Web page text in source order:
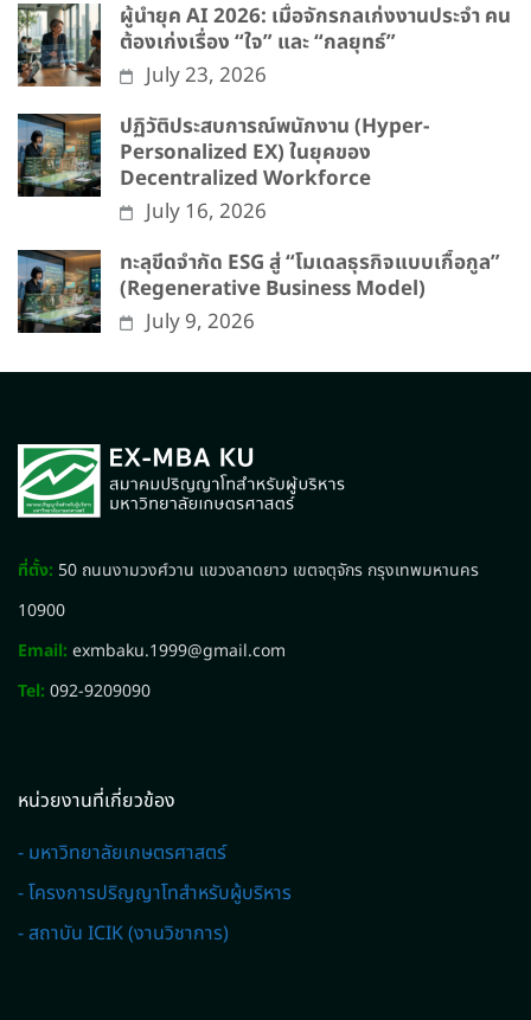
ผู้นำยุค AI 2026: เมื่อจักรกลเก่งงานประจำ คน
ต้องเก่งเรื่อง “ใจ” และ “กลยุทธ์”
July 23, 2026
ปฏิวัติประสบการณ์พนักงาน (Hyper-
Personalized EX) ในยุคของ
Decentralized Workforce
July 16, 2026
ทะลุขีดจำกัด ESG สู่ “โมเดลธุรกิจแบบเกื้อกูล”
(Regenerative Business Model)
July 9, 2026
ที่ตั้ง: 50 ถนนงามวงศ์วาน แขวงลาดยาว เขตจตุจักร กรุงเทพมหานคร
10900
Email: exmbaku.1999@gmail.com
Tel: 092-9209090
หน่วยงานที่เกี่ยวข้อง
- มหาวิทยาลัยเกษตรศาสตร์
- โครงการปริญญาโทสำหรับผู้บริหาร
- สถาบัน ICIK (งานวิชาการ)